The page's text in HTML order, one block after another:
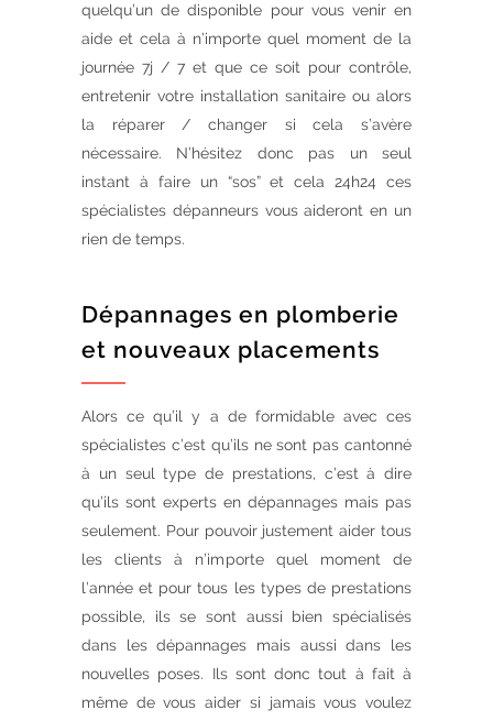
quelqu’un de disponible pour vous venir en
aide et cela à n’importe quel moment de la
journée 7j / 7 et que ce soit pour contrôle,
entretenir votre installation sanitaire ou alors
la réparer / changer si cela s’avère
nécessaire. N’hésitez donc pas un seul
instant à faire un “sos” et cela 24h24 ces
spécialistes dépanneurs vous aideront en un
rien de temps.
Dépannages en plomberie
et nouveaux placements
Alors ce qu’il y a de formidable avec ces
spécialistes c’est qu’ils ne sont pas cantonné
à un seul type de prestations, c’est à dire
qu’ils sont experts en dépannages mais pas
seulement. Pour pouvoir justement aider tous
les clients à n’importe quel moment de
l’année et pour tous les types de prestations
possible, ils se sont aussi bien spécialisés
dans les dépannages mais aussi dans les
nouvelles poses. Ils sont donc tout à fait à
même de vous aider si jamais vous voulez